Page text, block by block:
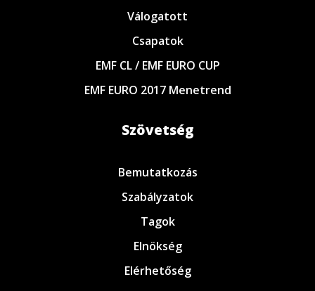
Válogatott
Csapatok
EMF CL / EMF EURO CUP
EMF EURO 2017 Menetrend
Szövetség
Bemutatkozás
Szabályzatok
Tagok
Elnökség
Elérhetőség